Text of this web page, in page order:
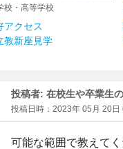
校・高等学校
アクセス
教新座見学
投稿者: 在校生や卒業生
投稿日時：2023年 05月 20日
可能な範囲で教えてく